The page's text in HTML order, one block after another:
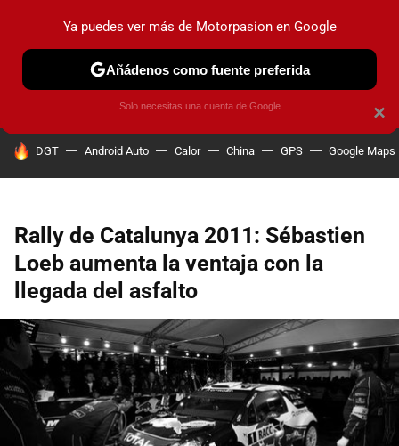
PRUEBAS COCHES ELÉCTRICOS OBSERVATORIO
HOY SE HABLA DE
DGT Android Auto Calor China GPS Google Maps
Rally de Catalunya 2011: Sébastien
Loeb aumenta la ventaja con la
llegada del asfalto
×
Ya puedes ver más de Motorpasion en Google
Añádenos como fuente preferida
Solo necesitas una cuenta de Google